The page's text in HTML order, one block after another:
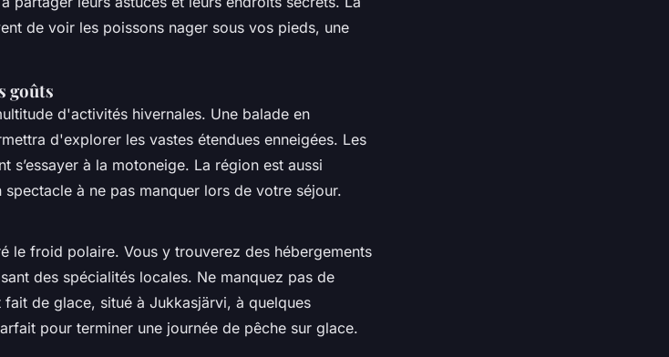
de voir les poissons nager sous vos pieds, une
goûts
d'activités hivernales. Une balade en
d'explorer les vastes étendues enneigées. Les
s’essayer à la motoneige. La région est aussi
à ne pas manquer lors de votre séjour.
le froid polaire. Vous y trouverez des hébergements
des spécialités locales. Ne manquez pas de
fait de glace, situé à Jukkasjärvi, à quelques
pour terminer une journée de pêche sur glace.